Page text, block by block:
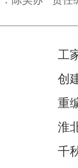
工
创
重
淮
千